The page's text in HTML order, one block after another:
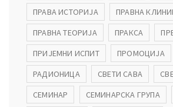
ПРАВА ИСТОРИЈА
ПРАВНА
ПРАВНА ТЕОРИЈА
ПРАКСА
ПРИЈЕМНИ ИСПИТ
ПРОМОЦИЈА
РАДИОНИЦА
СВЕТИ САВА
СЕМИНАР
СЕМИНАРСКА ГРУПА